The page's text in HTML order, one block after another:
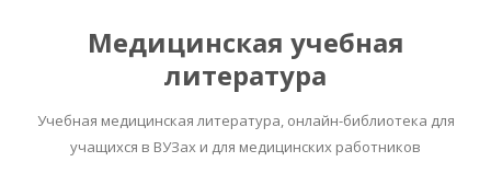
Медицинская учебная
литература
Учебная медицинская литература, онлайн-библиотека для
учащихся в ВУЗах и для медицинских работников